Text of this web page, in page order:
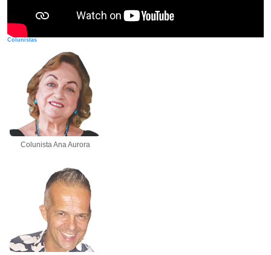
Colunistas
Colunista Ana Aurora